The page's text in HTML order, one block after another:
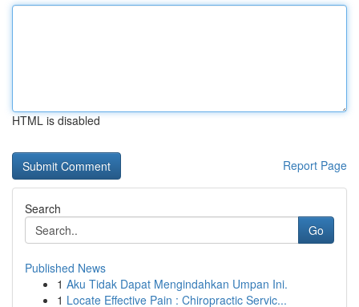
HTML is disabled
Report Page
Search
Go
Published News
1 Aku Tidak Dapat Mengindahkan Umpan Ini.
1 Locate Effective Pain : Chiropractic Servic...